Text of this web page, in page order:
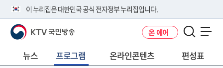
이 누리집은 대한민국 공식 전자정부 누리집입니다.
공식 누리집 주소 확인하기
니다.
이밖에 or.kr 또는 .kr등 다른 도메인 주소를 사용하고 있다면 아래 URL에
KTV 국민방송 온 에어
뉴스 프로그램 온라인콘텐츠 편성표